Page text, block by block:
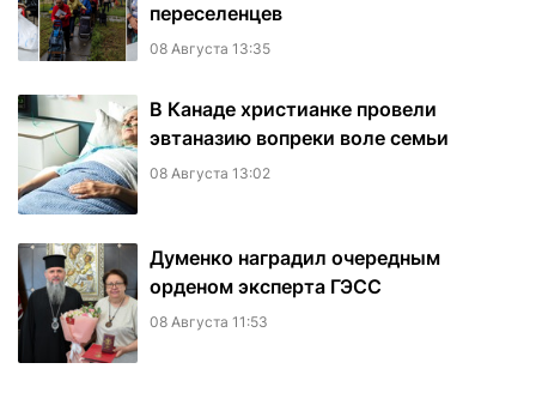
переселенцев
08 Августа 13:35
В Канаде христианке провели
эвтаназию вопреки воле семьи
08 Августа 13:02
Думенко наградил очередным
орденом эксперта ГЭСС
08 Августа 11:53